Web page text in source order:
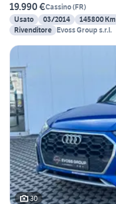
19.990 €Cassino(FR)
Usato
03/2014 145800 Km
Rivenditore Evoss Group s.r.l.
30